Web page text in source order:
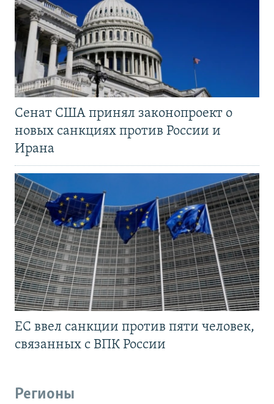
Сенат США принял законопроект о
новых санкциях против России и
Ирана
ЕС ввел санкции против пяти человек,
связанных с ВПК России
Регионы